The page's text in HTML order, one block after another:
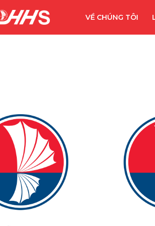
VỀ CHÚNG TÔI